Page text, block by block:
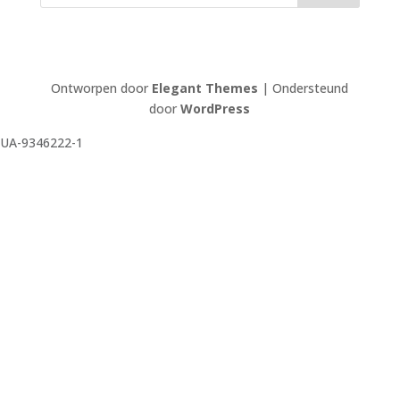
Ontworpen door Elegant Themes | Ondersteund
doorWordPress
UA-9346222-1